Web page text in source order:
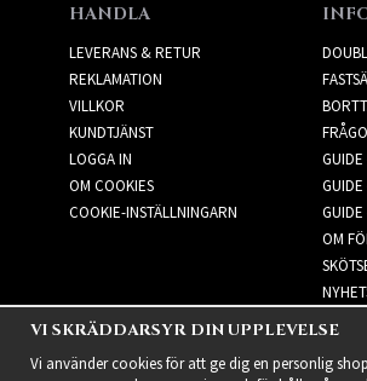
HANDLA
LEVERANS & RETUR
REKLAMATION
VILLKOR
KUNDTJÄNST
LOGGA IN
OM COOKIES
COOKIE-INSTÄLLNINGARN
GUIDE
OM
NYHETSBREV
VI SKRÄDDARSYR DIN UPPLEVELSE
Vi använder cookies för att ge dig en personlig